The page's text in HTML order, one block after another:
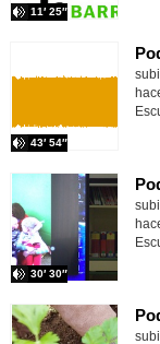
11′ 25″
43′ 54″
30′ 30″